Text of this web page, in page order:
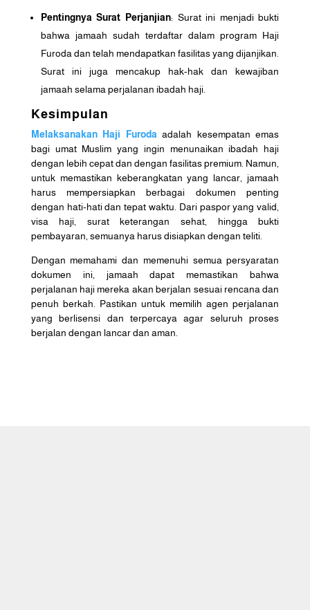
Pentingnya Surat Perjanjian: Surat ini menjadi bukti
bahwa jamaah sudah terdaftar dalam program Haji
Furoda dan telah mendapatkan fasilitas yang dijanjikan.
Surat ini juga mencakup hak-hak dan kewajiban
jamaah selama perjalanan ibadah haji.
Kesimpulan
Melaksanakan Haji Furoda adalah kesempatan emas
bagi umat Muslim yang ingin menunaikan ibadah haji
dengan lebih cepat dan dengan fasilitas premium. Namun,
untuk memastikan keberangkatan yang lancar, jamaah
harus mempersiapkan berbagai dokumen penting
dengan hati-hati dan tepat waktu. Dari paspor yang valid,
visa haji, surat keterangan sehat, hingga bukti
pembayaran, semuanya harus disiapkan dengan teliti.
Dengan memahami dan memenuhi semua persyaratan
dokumen ini, jamaah dapat memastikan bahwa
perjalanan haji mereka akan berjalan sesuai rencana dan
penuh berkah. Pastikan untuk memilih agen perjalanan
yang berlisensi dan terpercaya agar seluruh proses
berjalan dengan lancar dan aman.